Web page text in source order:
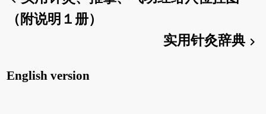
（附说明１册）
实用针灸辞典chevron_right
English version